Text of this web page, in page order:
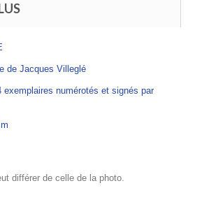
de Jacques Villeglé
exemplaires numérotés et signés par
différer de celle de la photo.